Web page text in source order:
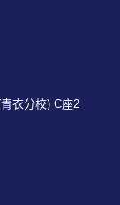
衣分校) C座2